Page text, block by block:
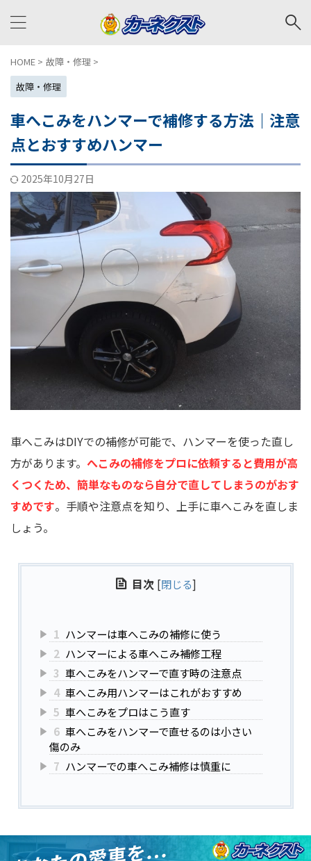
HOME > 故障・修理 >
故障・修理
車へこみをハンマーで補修する方法｜注意
点とおすすめハンマー
2025年10月27日
車へこみはDIYでの補修が可能で、ハンマーを使った直し
方があります。 へこみの補修をプロに依頼すると費用が高
くつくため、簡単なものなら自分で直してしまうのがおす
すめです。手順や注意点を知り、上手に車へこみを直しま
しょう。
目次 [閉じる]
1 ハンマーは車へこみの補修に使う
2 ハンマーによる車へこみ補修工程
3 車へこみをハンマーで直す時の注意点
4 車へこみ用ハンマーはこれがおすすめ
5 車へこみをプロはこう直す
6 車へこみをハンマーで直せるのは小さい
傷のみ
7 ハンマーでの車へこみ補修は慎重に